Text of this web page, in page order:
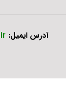
آدرس ایمیل: